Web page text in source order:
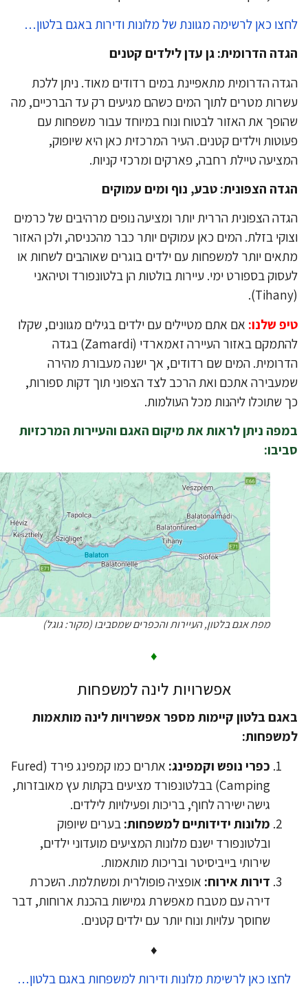
כאן לרשימה מגוונת של מלונות ודירות באגם בלטון…
הדרומית: גן עדן לילדים קטנים
הדרומית מתאפיינת במים רדודים מאוד. ניתן ללכת
מטרים לתוך המים כשהם מגיעים רק עד הברכיים, מה
את האזור לבטוח ונוח במיוחד עבור משפחות עם
וילדים קטנים. העיר המרכזית כאן היא שיופוק,
טיילת רחבה, פארקים ומרכזי קניות.
הצפונית: טבע, נוף ומים עמוקים
הצפונית הררית יותר ומציעה נופים מרהיבים של כרמים
בזלת. המים כאן עמוקים יותר כבר מהכניסה, ולכן האזור
יותר למשפחות עם ילדים בוגרים שאוהבים לשחות או
בספורט ימי. עיירות בולטות הן בלטונפורד וטיהאני
שלנו:אם אתם מטיילים עם ילדים בגילים מגוונים, שקלו
להתמקם באזור העיירה זאמארדי (Zamardi) בגדה
המים שם רדודים, אך ישנה מעבורת מהירה
אתכם ואת הרכב לצד הצפוני תוך דקות ספורות,
שתוכלו ליהנות מכל העולמות.
ניתן לראות את מיקום האגם והעיירות המרכזיות
מפת אגם בלטון, העיירות והכפרים שמסביבו (מקור: גוגל)
​אפשרויות לינה למשפחות
בלטון קיימות מספר אפשרויות לינה מותאמות
​כפרי נופש וקמפינג:
אתרים כמו קמפינג פירד (Fured
Camping) בבלטונפורד מציעים בקתות עץ מאובזרות,
גישה ישירה לחוף, בריכות ופעילויות לילדים.
מלונות ידידותיים למשפחות:בערים שיופוק
ובלטונפורד ישנם מלונות המציעים מועדוני ילדים,
שירותי בייביסיטר ובריכות מותאמות.
​דירות אירוח:אופציה פופולרית ומשתלמת. השכרת
דירה עם מטבח מאפשרת גמישות בהכנת ארוחות, דבר
שחוסך עלויות ונוח יותר עם ילדים קטנים.
לחצו כאן לרשימת מלונות ודירות למשפחות באגם בלטון…